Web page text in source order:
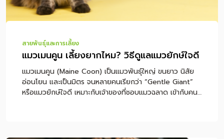
สายพันธุ์และการเลี้ยง
แมวเมนคูน เลี้ยงยากไหม? วิธีดูแลแมวยักษ์ใจดี
แมวเมนคูน (Maine Coon) เป็นแมวพันธุ์ใหญ่ ขนยาว นิสัย
อ่อนโยน และเป็นมิตร จนหลายคนเรียกว่า “Gentle Giant”
หรือแมวยักษ์ใจดี เหมาะกับเจ้าของที่ชอบแมวฉลาด เข้ากับคน